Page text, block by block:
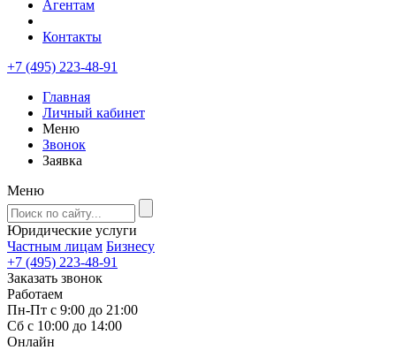
Агентам
Контакты
+7 (495) 223-48-91
Главная
Личный кабинет
Меню
Звонок
Заявка
Меню
Юридические услуги
Частным лицам Бизнесу
+7 (495) 223-48-91
Заказать звонок
Работаем
Пн-Пт с 9:00 до 21:00
Сб с 10:00 до 14:00
Онлайн